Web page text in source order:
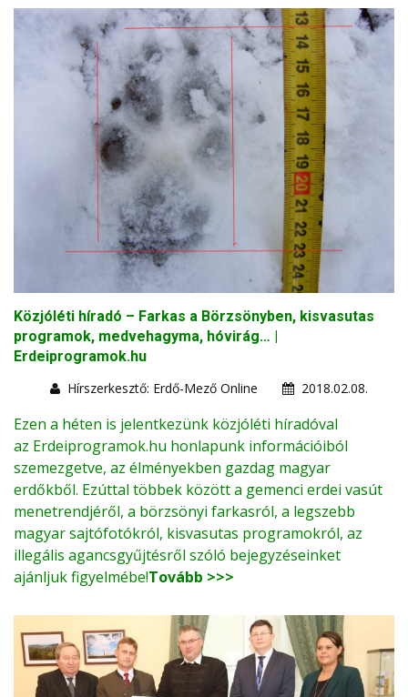
Közjóléti híradó – Farkas a Börzsönyben, kisvasutas
programok, medvehagyma, hóvirág… |
Erdeiprogramok.hu
Hírszerkesztő: Erdő-Mező Online
2018.02.08.
Ezen a héten is jelentkezünk közjóléti híradóval
az Erdeiprogramok.hu honlapunk információiból
szemezgetve, az élményekben gazdag magyar
erdőkből. Ezúttal többek között a gemenci erdei vasút
menetrendjéről, a börzsönyi farkasról, a legszebb
magyar sajtófotókról, kisvasutas programokról, az
illegális agancsgyűjtésről szóló bejegyzéseinket
ajánljuk figyelmébe!Tovább >>>